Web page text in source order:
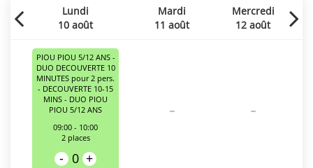
Lundi
10 août
Mardi
11 août
Mercredi
12 août
PIOU PIOU 5/12 ANS -
DUO DECOUVERTE 10
MINUTES pour 2 pers.
- DECOUVERTE 10-15
MINS - DUO PIOU
PIOU 5/12 ANS
09:00 - 10:00
2places
- 0 +
- -